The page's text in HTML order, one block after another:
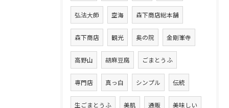
弘法大師 空海 森下商店総本舗
森下商店 観光 奥の院 金剛峯寺
高野山 胡麻豆腐 ごまとうふ
専門店 真っ白 シンプル 伝統
生ごまとうふ 美肌 通販 美味しい